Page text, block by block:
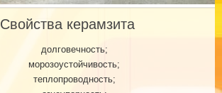
Свойства керамзита
долговечность;
морозоустойчивость;
теплопроводность;